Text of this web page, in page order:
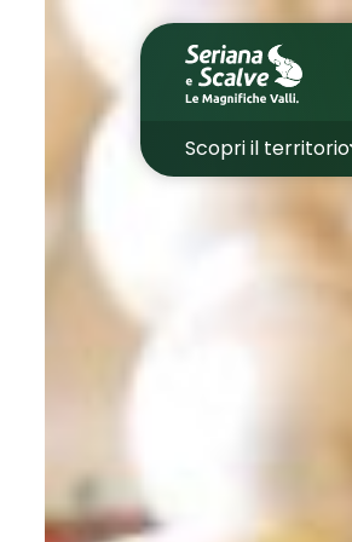
Scopri il territorio